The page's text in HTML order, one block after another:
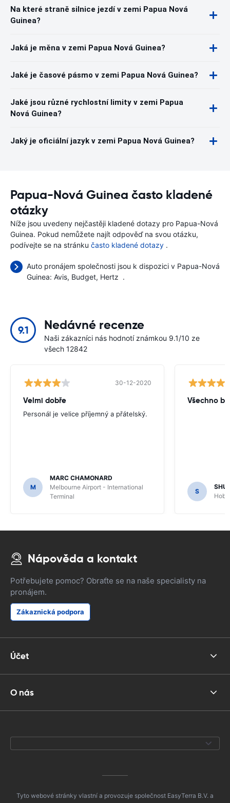
Na které straně silnice jezdí v zemi Papua Nová
Guinea?
Jaká je měna v zemi Papua Nová Guinea?
Jaké je časové pásmo v zemi Papua Nová Guinea?
Jaké jsou různé rychlostní limity v zemi Papua
Nová Guinea?
Jaký je oficiální jazyk v zemi Papua Nová Guinea?
Papua-Nová Guinea často kladené
otázky
Níže jsou uvedeny nejčastěji kladené dotazy pro Papua-Nová
Guinea. Pokud nemůžete najít odpověď na svou otázku,
podívejte se na stránku často kladené dotazy .
Auto pronájem společnosti jsou k dispozici v Papua-Nová
Guinea: Avis Budget Hertz .
9.1 Nedávné recenze
Naši zákazníci nás hodnotí známkou 9.1/10 ze
všech 12842
30-12-2020
Velmi dobře
Personál je velice příjemný a přátelský.
M
MARC CHAMONARD
Melbourne Airport - International
Terminal
Všechno
S
Nápověda a kontakt
Potřebujete pomoc? Obraťte se na naše specialisty na
pronájem.
Zákaznická podpora
Účet
O nás
Tyto webové stránky vlastní a provozuje společnost EasyTerra B.V. a